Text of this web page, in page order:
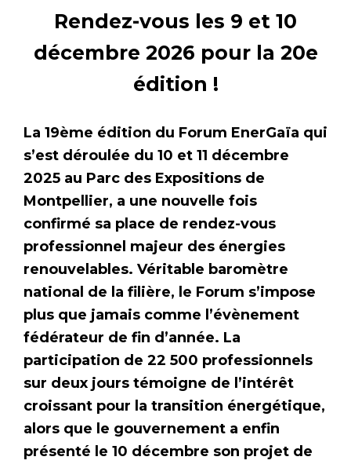
Rendez-vous les 9 et 10
décembre 2026 pour la 20e
édition !
La 19ème édition du Forum EnerGaïa qui
s’est déroulée du 10 et 11 décembre
2025 au Parc des Expositions de
Montpellier, a une nouvelle fois
confirmé sa place de rendez-vous
professionnel majeur des énergies
renouvelables. Véritable baromètre
national de la filière, le Forum s’impose
plus que jamais comme l’évènement
fédérateur de fin d’année. La
participation de 22 500 professionnels
sur deux jours témoigne de l’intérêt
croissant pour la transition énergétique,
alors que le gouvernement a enfin
présenté le 10 décembre son projet de